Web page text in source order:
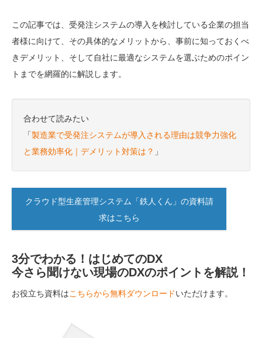
この記事では、受発注システムの導入を検討している企業の担当
者様に向けて、その具体的なメリットから、事前に知っておくべ
きデメリット、そして自社に最適なシステムを選ぶためのポイン
トまでを網羅的に解説します。
合わせて読みたい
「製造業で受発注システムが導入される理由は競争力強化
と業務効率化｜デメリット対策は？ 」
クラウド型生産管理システム「鉄人くん」の資料請
求はこちら
3分でわかる！はじめてのDX
今さら聞けない現場のDXのポイントを解説！
お役立ち資料はこちらから無料ダウンロードいただけます。